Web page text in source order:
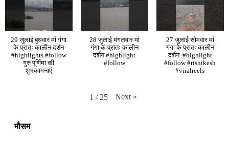
29 जुलाई बुधवार मां गंगा
के प्रातः कालीन दर्शन
#highlights #follow
गुरु पूर्णिमा की
शुभकामनाएं
28 जुलाई मंगलवार मां
गंगा के प्रातः कालीन
दर्शन #highlight
#follow
27 जुलाई सोमवार मां
गंगा के प्रातः कालीन
दर्शन .#highlight
#follow #rishikesh
#viralreels
1 / 25 Next »
मौसम